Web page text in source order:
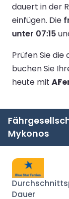
dauert in der
einfügen. Die
unter 07:15
Prüfen Sie
buchen Sie
heute mit
Mykonos